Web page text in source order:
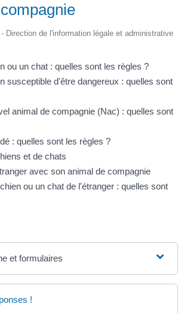
Direction de l'information légale et administrative
ou un chat : quelles sont les règles ?
susceptible d'être dangereux : quelles sont
animal de compagnie (Nac) : quelles sont
: quelles sont les règles ?
et de chats
avec son animal de compagnie
ou un chat de l'étranger : quelles sont
et formulaires
!